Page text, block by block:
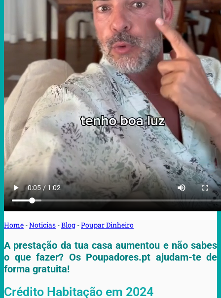
Home -Noticias -Blog -Poupar Dinheiro
A prestação da tua casa aumentou e não sabes
o que fazer? Os Poupadores.pt ajudam-te de
forma gratuita!
Crédito Habitação em 2024